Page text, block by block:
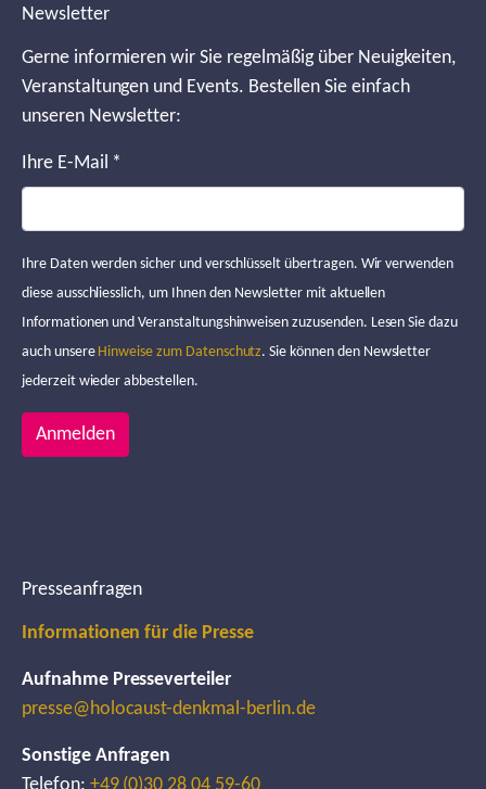
Newsletter
Gerne informieren wir Sie regelmäßig über Neuigkeiten,
Veranstaltungen und Events. Bestellen Sie einfach
unseren Newsletter:
Ihre E-Mail *
Ihre Daten werden sicher und verschlüsselt übertragen. Wir verwenden
diese ausschliesslich, um Ihnen den Newsletter mit aktuellen
Informationen und Veranstaltungshinweisen zuzusenden. Lesen Sie dazu
auch unsere Hinweise zum Datenschutz. Sie können den Newsletter
jederzeit wieder abbestellen.
Anmelden
Presseanfragen
Informationen für die Presse
Aufnahme Presseverteiler
presse@holocaust-denkmal-berlin.de
Sonstige Anfragen